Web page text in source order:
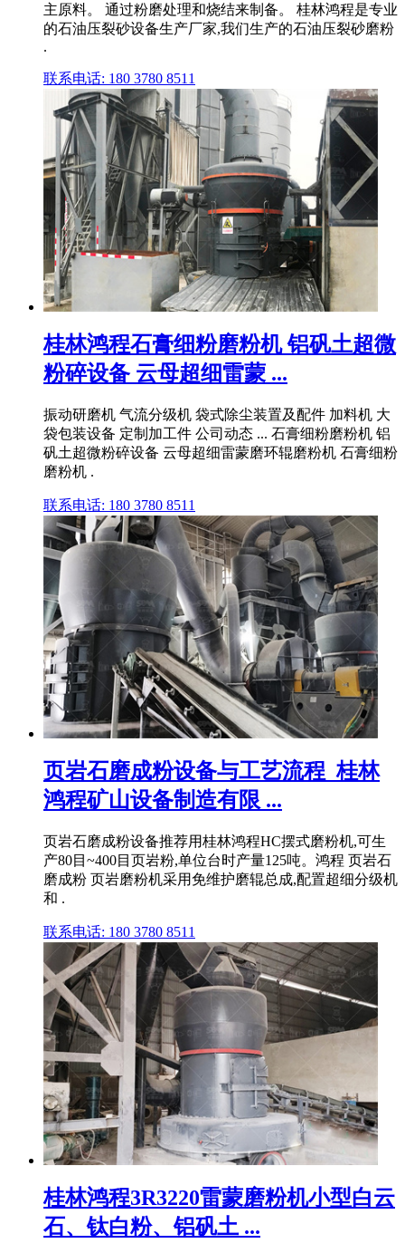
主原料。 通过粉磨处理和烧结来制备。 桂林鸿程是专业
的石油压裂砂设备生产厂家,我们生产的石油压裂砂磨粉
.
联系电话: 180 3780 8511
桂林鸿程石膏细粉磨粉机 铝矾土超微
粉碎设备 云母超细雷蒙 ...
振动研磨机 气流分级机 袋式除尘装置及配件 加料机 大
袋包装设备 定制加工件 公司动态 ... 石膏细粉磨粉机 铝
矾土超微粉碎设备 云母超细雷蒙磨环辊磨粉机 石膏细粉
磨粉机 .
联系电话: 180 3780 8511
页岩石磨成粉设备与工艺流程_桂林
鸿程矿山设备制造有限 ...
页岩石磨成粉设备推荐用桂林鸿程HC摆式磨粉机,可生
产80目~400目页岩粉,单位台时产量125吨。鸿程 页岩石
磨成粉 页岩磨粉机采用免维护磨辊总成,配置超细分级机
和 .
联系电话: 180 3780 8511
桂林鸿程3R3220雷蒙磨粉机小型白云
石、钛白粉、铝矾土 ...